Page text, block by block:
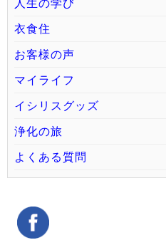
人生の学び
衣食住
お客様の声
マイライフ
イシリスグッズ
浄化の旅
よくある質問